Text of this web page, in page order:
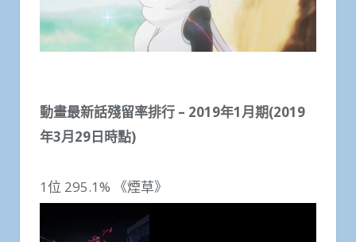
動畫最新話殘留率排行 – 2019年1月期(2019
年3月29日時點)
1位 295.1% 《煙草》